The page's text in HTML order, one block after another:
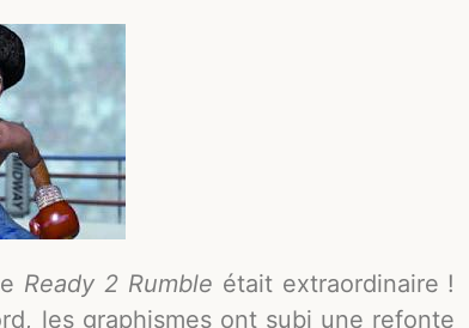
Ready 2 Rumble était extraordinaire !
les graphismes ont subi une refonte